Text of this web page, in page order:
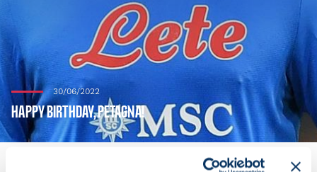
30/06/2022
HAPPY BIRTHDAY, PETAGNA!